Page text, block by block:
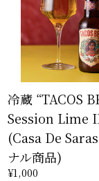
冷蔵 “TACOS
Session Lime
(Casa De
ナル商品)
¥1,000